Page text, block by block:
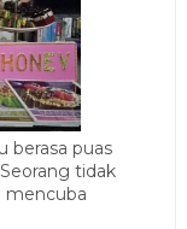
berasa puas
tidak
mencuba